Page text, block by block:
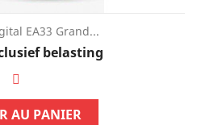
EA33 Grand...
Prijs belasting
AU PANIER